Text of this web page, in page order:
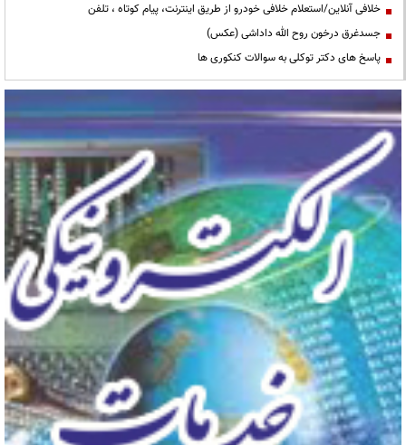
خلافی آنلاین/استعلام خلافی خودرو از طریق اینترنت، پیام کوتاه ، تلفن
جسدغرق درخون روح الله داداشی (عکس)
پاسخ های دکتر توکلی به سوالات کنکوری ها